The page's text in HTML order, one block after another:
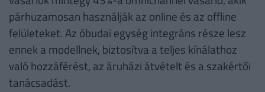
párhuzamosan használják az online és az offline
felületeket. Az óbudai egység integráns része lesz
ennek a modellnek, biztosítva a teljes kínálathoz
való hozzáférést, az áruházi átvételt és a szakértői
tanácsadást.